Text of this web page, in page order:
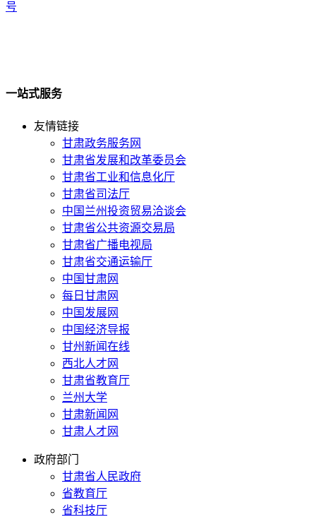
号
一站式服务
友情链接
甘肃政务服务网
甘肃省发展和改革委员会
甘肃省工业和信息化厅
甘肃省司法厅
中国兰州投资贸易洽谈会
甘肃省公共资源交易局
甘肃省广播电视局
甘肃省交通运输厅
中国甘肃网
每日甘肃网
中国发展网
中国经济导报
甘州新闻在线
西北人才网
甘肃省教育厅
兰州大学
甘肃新闻网
甘肃人才网
政府部门
甘肃省人民政府
省教育厅
省科技厅